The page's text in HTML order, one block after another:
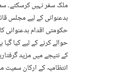
ملک سفر نہیں کرسکتے۔
بدعنوانی کے لیے مجلس
حکومتی اقدام بدعنوانی
حوالے کرنے کے لیے کیا
کے نتیجے میں مزید
انتظامیہ کے ارکان سمیت